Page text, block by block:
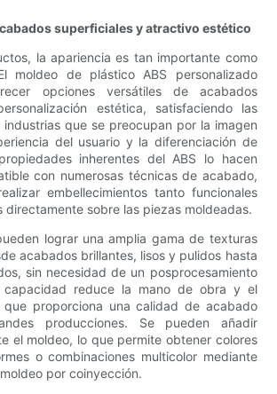
superficiales y atractivo estético
la apariencia es tan importante como
moldeo de plástico ABS personalizado
opciones versátiles de acabados
estética, satisfaciendo las
que se preocupan por la imagen
del usuario y la diferenciación de
inherentes del ABS lo hacen
con numerosas técnicas de acabado,
embellecimientos tanto funcionales
directamente sobre las piezas moldeadas.
lograr una amplia gama de texturas
acabados brillantes, lisos y pulidos hasta
sin necesidad de un posprocesamiento
capacidad reduce la mano de obra y el
proporciona una calidad de acabado
producciones. Se pueden añadir
el moldeo, lo que permite obtener colores
o combinaciones multicolor mediante
por coinyección.